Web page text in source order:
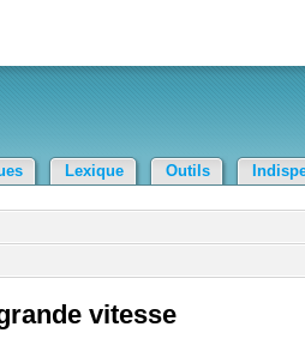
Lexique Outils
vitesse